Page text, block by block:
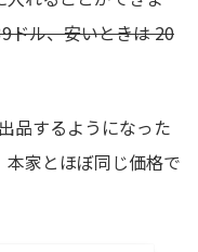
ドル、安いときは 20
品するようになった
家とほぼ同じ価格で